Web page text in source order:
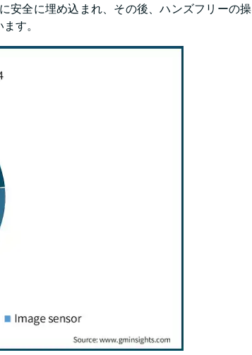
安全に埋め込まれ、その後、ハンズフリーの操
す。